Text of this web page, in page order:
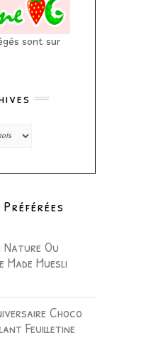
sont sur
Nature Ou
Muesli
Choco
Feuilletine